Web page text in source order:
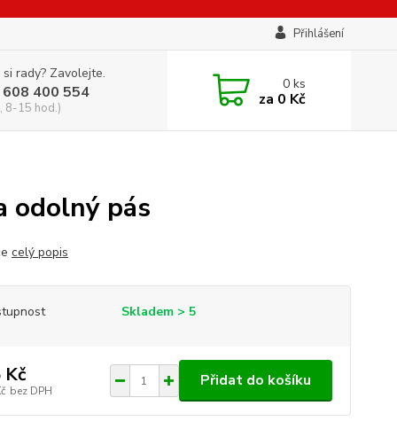
Přihlášení
rady? Zavolejte.
400 554
8-15 hod.)
0ks
za 0 Kč
odolný pás
celý popis
Skladem > 5
Kč
bez DPH
Přidat do košíku